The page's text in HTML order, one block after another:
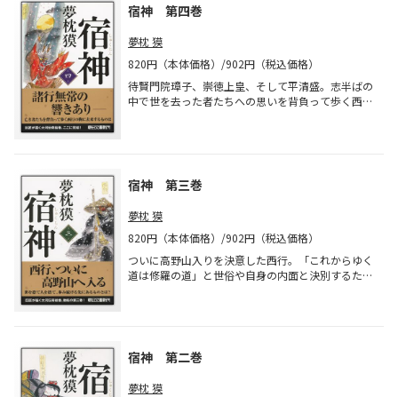
宿神 第四巻
夢枕 獏
820円（本体価格）/902円（税込価格）
待賢門院璋子、崇徳上皇、そして平清盛。志半ばの
中で世を去った者たちへの思いを背負って歩く西
宿神 第三巻
夢枕 獏
820円（本体価格）/902円（税込価格）
ついに高野山入りを決意した西行。「これからゆく
道は修羅の道」と世俗や自身の内面と決別するた
宿神 第二巻
夢枕 獏